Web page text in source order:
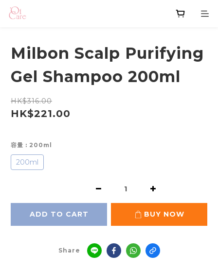
Milbon Scalp Purifying
Gel Shampoo 200ml
HK$316.00
HK$221.00
容量 : 200ml
200ml
ADD TO CART BUY NOW
Share